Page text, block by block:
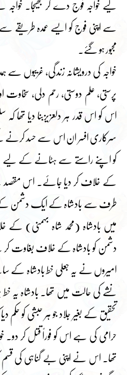
لیے خواجہ فوج دے کر بھیجا۔
سے اپنی فوج کو ایسے عمدہ طریقے سے
مجبور ہو گئے۔
خواجہ کی درویشانہ زندگی، غریبوں سے
پرستی، علم دوستی، رحم دلی،
اس کو اس قدر ہر دلعزیزبنا دیا
سرکاری افسر ان اس سے حسد کرنے
کو اپنے راستے سے ہٹانے کے لیے یہ
کے خلاف کر دیا جائے۔ اس مقصد
طرف سے بادشاہ کے ایک دشمن کے
میں بادشاہ (محمد شاہ بہمنی) کے
دشمن کو بادشاہ کے خلاف بغاوت کر
امیروں نے یہ جعلی خط بادشاہ کے
نشے کی حالت میں تھا۔ بادشاہ یہ خط
تحقیق کے بغیر جلاد جو ہر حبشی کو حکم
حرامی کی ہے اس کو فوراً قتل کر دو۔
تھا۔ اس نے اپنی بے گناہی کی قسم